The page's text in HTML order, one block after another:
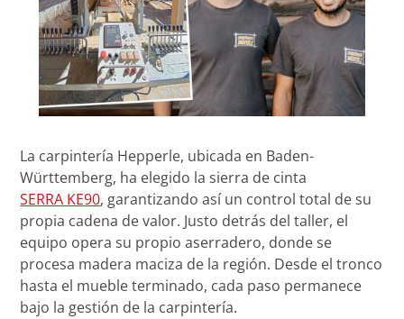
La carpintería Hepperle, ubicada en Baden-
Württemberg, ha elegido la sierra de cinta
SERRA KE90, garantizando así un control total de su
propia cadena de valor. Justo detrás del taller, el
equipo opera su propio aserradero, donde se
procesa madera maciza de la región. Desde el tronco
hasta el mueble terminado, cada paso permanece
bajo la gestión de la carpintería.